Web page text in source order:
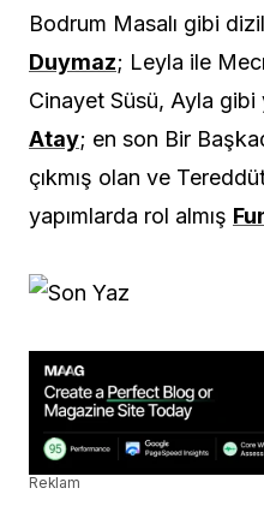
Bodrum Masalı gibi
Duymaz; Leyla ile
Cinayet Süsü, Ayla gibi
Atay; en son Bir
çıkmış olan ve
yapımlarda rol almış
Reklam